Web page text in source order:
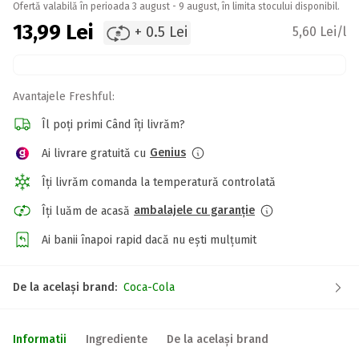
Ofertă valabilă în perioada 3 august - 9 august, în limita stocului disponibil.
13,99 Lei + 0.5 Lei 5,60 Lei/l
Avantajele Freshful:
Îl poți primi Când îți livrăm?
Ai livrare gratuită cu Genius
Îți livrăm comanda la temperatură controlată
Îți luăm de acasă ambalajele cu garanție
Ai banii înapoi rapid dacă nu ești mulțumit
De la același brand: Coca-Cola
Informatii Ingrediente De la același brand